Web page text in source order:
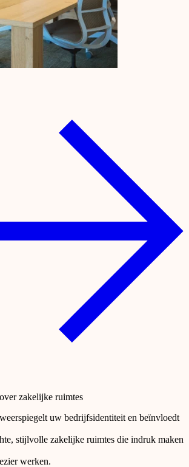
zakelijke ruimtes
uw bedrijfsidentiteit en beïnvloedt
stijlvolle zakelijke ruimtes die indruk maken
werken.